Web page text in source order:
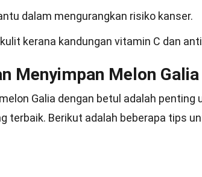
dalam mengurangkan risiko kanser.
kerana kandungan vitamin C dan
Menyimpan Melon Galia
Galia dengan betul adalah penting
terbaik. Berikut adalah beberapa tips